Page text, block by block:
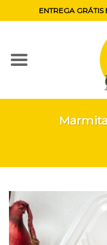
to
ENTREGA